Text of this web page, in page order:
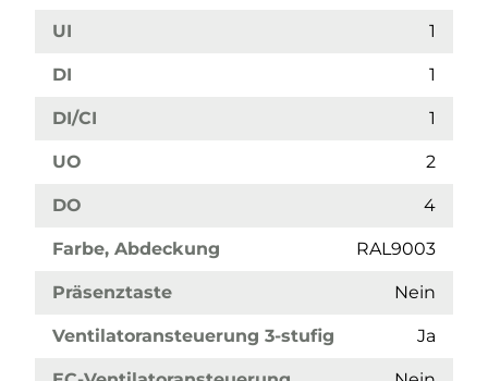
UI 1
DI 1
DI/CI 1
UO 2
DO 4
Farbe, Abdeckung RAL9003
Präsenztaste Nein
Ventilatoransteuerung 3-stufig Ja